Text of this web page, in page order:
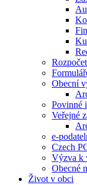
Rozpočet
Obecní
Povinné
Veřejné
e-
Czech
Výzva k
Obecné
Život v obci